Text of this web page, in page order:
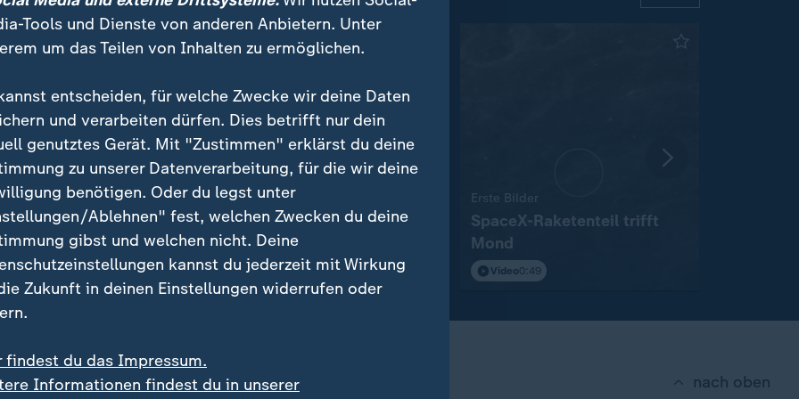
Polizei:
Schleuser-
zerschlagen
0:38
Rekordtemperaturen im Mittelmeer
Messungen vor Mallorca
zeigen 33,02 Grad an
Video0:56
Erste Bilder:
SpaceX-Raketenteil trifft
Mond
Video0:49
nach oben
Tools und Dienste von anderen Anbietern. Unter
um das Teilen von Inhalten zu ermöglichen.
entscheiden, für welche Zwecke wir deine Daten
und verarbeiten dürfen. Dies betrifft nur dein
genutztes Gerät. Mit "Zustimmen" erklärst du deine
zu unserer Datenverarbeitung, für die wir deine
benötigen. Oder du legst unter
Ablehnen" fest, welchen Zwecken du deine
gibst und welchen nicht. Deine
kannst du jederzeit mit Wirkung
Zukunft in deinen Einstellungen widerrufen oder
findest du das Impressum.
Informationen findest du in unserer